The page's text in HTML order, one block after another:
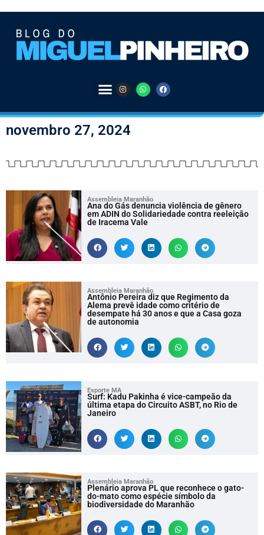
novembro 27, 2024
Assembleia Maranhão
Ana do Gás denuncia violência de gênero
em ADIN do Solidariedade contra reeleição
de Iracema Vale
Assembleia Maranhão
Antônio Pereira diz que Regimento da
Alema prevê idade como critério de
desempate há 30 anos e que a Casa goza
de autonomia
Esporte MA
Surf: Kadu Pakinha é vice-campeão da
última etapa do Circuito ASBT, no Rio de
Janeiro
Assembleia Maranhão
Plenário aprova PL que reconhece o gato-
do-mato como espécie símbolo da
biodiversidade do Maranhão